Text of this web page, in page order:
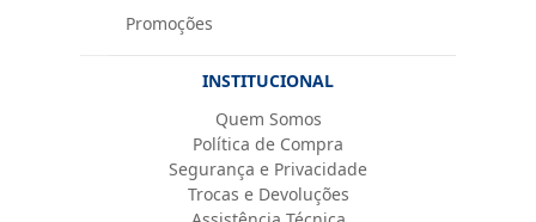
Promoções
INSTITUCIONAL
Quem Somos
Política de Compra
Segurança e Privacidade
Trocas e Devoluções